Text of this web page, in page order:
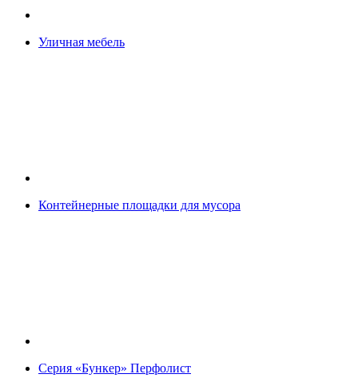
Уличная мебель
Контейнерные площадки для мусора
Серия «Бункер» Перфолист